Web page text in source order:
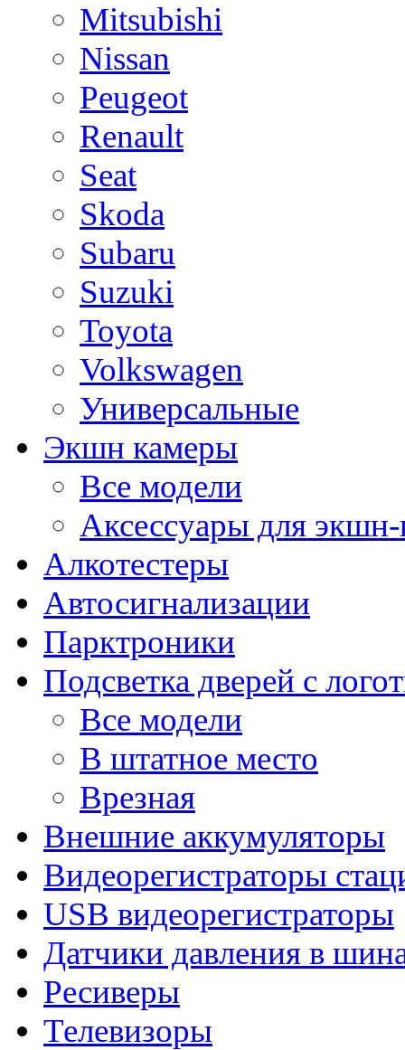
Mitsubishi
Nissan
Peugeot
Renault
Seat
Skoda
Subaru
Suzuki
Toyota
Volkswagen
Универсальные
Экшн камеры
Все модели
Аксессуары для
Алкотестеры
Автосигнализации
Парктроники
Подсветка дверей с
Все модели
В штатное место
Врезная
Внешние аккумуляторы
Видеорегистраторы
USB видеорегистраторы
Датчики давления в
Ресиверы
Телевизоры